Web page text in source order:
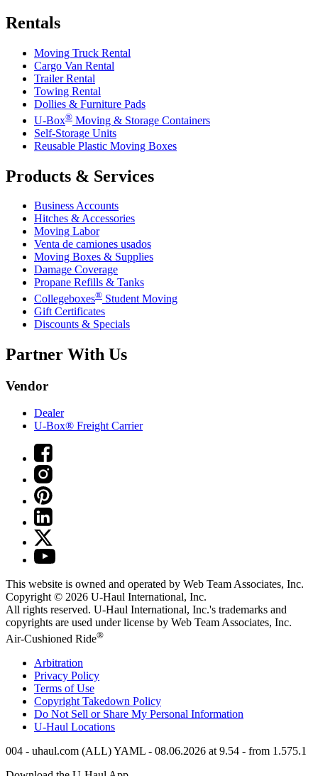
Rentals
Moving Truck Rental
Cargo Van Rental
Trailer Rental
Towing Rental
Dollies & Furniture Pads
U-Box® Moving & Storage Containers
Self-Storage Units
Reusable Plastic Moving Boxes
Products & Services
Business Accounts
Hitches & Accessories
Moving Labor
Venta de camiones usados
Moving Boxes & Supplies
Damage Coverage
Propane Refills & Tanks
Collegeboxes® Student Moving
Gift Certificates
Discounts & Specials
Partner With Us
Vendor
Dealer
U-Box® Freight Carrier
This website is owned and operated by Web Team Associates, Inc.
Copyright © 2026 U-Haul International, Inc.
All rights reserved. U-Haul International, Inc.'s trademarks and
copyrights are used under license by Web Team Associates, Inc.
Air-Cushioned Ride®
Arbitration
Privacy Policy
Terms of Use
Copyright Takedown Policy
Do Not Sell or Share My Personal Information
U-Haul Locations
004 - uhaul.com (ALL) YAML - 08.06.2026 at 9.54 - from 1.575.1